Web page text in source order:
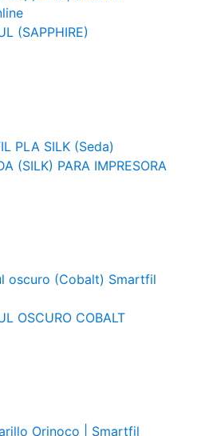
(SAPPHIRE)
(SILK) PARA IMPRESORA
OSCURO COBALT